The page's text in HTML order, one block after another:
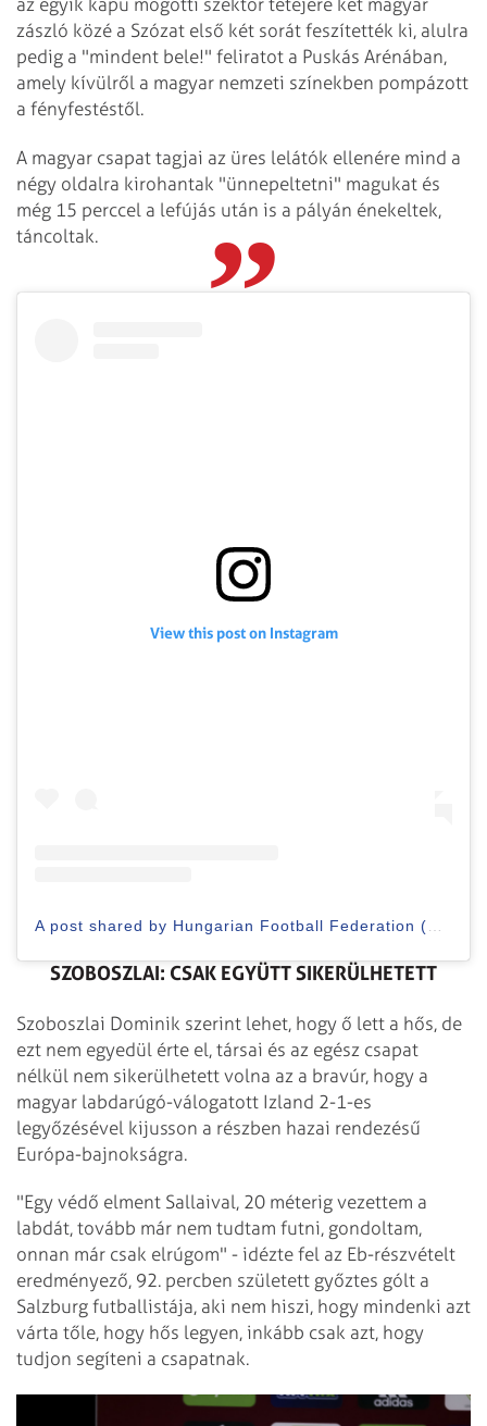
zászló közé a Szózat első két sorát feszítették ki, alulra
pedig a "mindent bele!" feliratot a Puskás Arénában,
amely kívülről a magyar nemzeti színekben pompázott
a fényfestéstől.
A magyar csapat tagjai az üres lelátók ellenére mind a
négy oldalra kirohantak "ünnepeltetni" magukat és
még 15 perccel a lefújás után is a pályán énekeltek,
táncoltak.
View this post on Instagram
SZOBOSZLAI: CSAK EGYÜTT SIKERÜLHETETT
Szoboszlai Dominik szerint lehet, hogy ő lett a hős, de
ezt nem egyedül érte el, társai és az egész csapat
nélkül nem sikerülhetett volna az a bravúr, hogy a
magyar labdarúgó-válogatott Izland 2-1-es
legyőzésével kijusson a részben hazai rendezésű
Európa-bajnokságra.
"Egy védő elment Sallaival, 20 méterig vezettem a
labdát, tovább már nem tudtam futni, gondoltam,
onnan már csak elrúgom" - idézte fel az Eb-részvételt
eredményező, 92. percben született győztes gólt a
Salzburg futballistája, aki nem hiszi, hogy mindenki azt
várta tőle, hogy hős legyen, inkább csak azt, hogy
tudjon segíteni a csapatnak.